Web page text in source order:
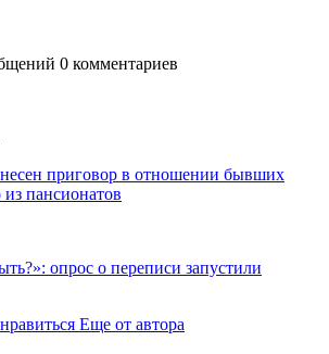
0 комментариев
приговор в отношении бывших
пансионатов
опрос о переписи запустили
Еще от автора